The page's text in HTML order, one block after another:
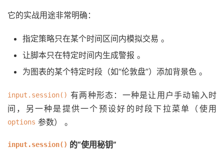
它的实战用途非常明确：
指定策略只在某个时间区间内模拟交易 。
让脚本只在特定时间内生成警报 。
为图表的某个特定时段（如“伦敦盘”）添加背景色 。
input.session() 有两种形态：一种是让用户手动输入时
间，另一种是提供一个预设好的时段下拉菜单（使用
options 参数） 。
input.session() 的“使用秘钥”